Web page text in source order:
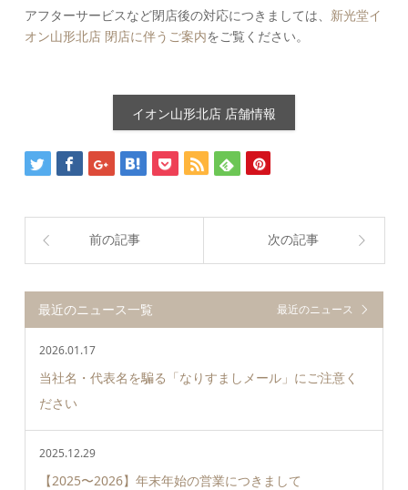
アフターサービスなど閉店後の対応につきましては、 新光堂イ
オン山形北店 閉店に伴うご案内をご覧ください。
イオン山形北店 店舗情報
前の記事 次の記事
最近のニュース一覧 最近のニュース
2026.01.17
当社名・代表名を騙る「なりすましメール」にご注意く
ださい
2025.12.29
【2025〜2026】年末年始の営業につきまして